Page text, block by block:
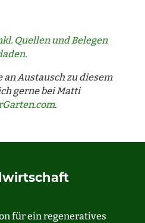
Quellen und Belegen
an Austausch zu diesem
gerne bei Matti
.
für ein regeneratives